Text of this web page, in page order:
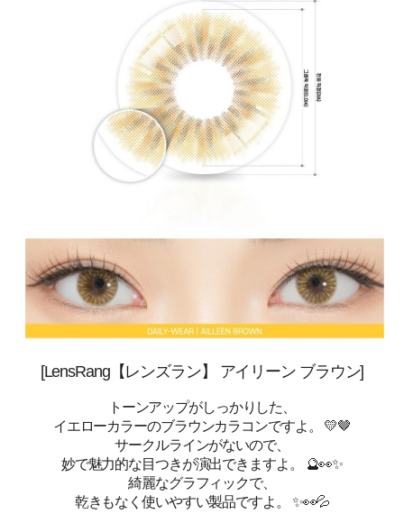
[LensRang【レンズラン】 アイリーン ブラウン]
トーンアップがしっかりした、
イエローカラーのブラウンカラコンですよ。 💛🤎
サークルラインがないので、
妙で魅力的な目つきが演出できますよ。 🔮👀✨
綺麗なグラフィックで、
乾きもなく使いやすい製品ですよ。 ✨👀💦